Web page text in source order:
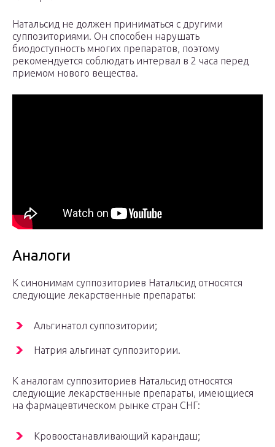
Натальсид не должен приниматься с другими
суппозиториями. Он способен нарушать
биодоступность многих препаратов, поэтому
рекомендуется соблюдать интервал в 2 часа перед
приемом нового вещества.
Аналоги
К синонимам суппозиториев Натальсид относятся
следующие лекарственные препараты:
Альгинатол суппозитории;
Натрия альгинат суппозитории.
К аналогам суппозиториев Натальсид относятся
следующие лекарственные препараты, имеющиеся
на фармацевтическом рынке стран СНГ:
Кровоостанавливающий карандаш;